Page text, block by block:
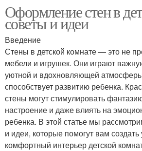
Оформление стен в
советы и идеи
Введение
Стены в детской комнате — это не
мебели и игрушек. Они играют
уютной и вдохновляющей
способствует развитию ребенка.
стены могут стимулировать
настроение и даже влиять на
ребенка. В этой статье мы
и идеи, которые помогут вам
комфортный интерьер детской